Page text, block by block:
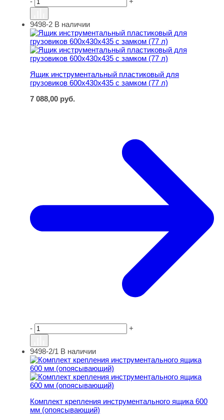
Ящик инструментальный пластиковый для грузовиков
9498-2 В наличии
Ящик инструментальный пластиковый для
грузовиков 600x430x435 с замком (77 л)
7 088,00 руб.
- +
Комплект крепления инструментального ящика 600
9498-2/1 В наличии
Комплект крепления инструментального ящика 600
мм (опоясывающий)